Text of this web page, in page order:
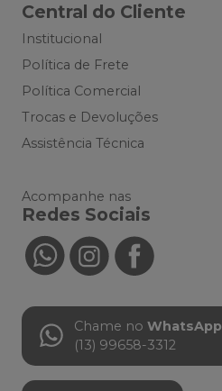
Central do Cliente
Institucional
Política de Frete
Política Comercial
Trocas e Devoluções
Assistência Técnica
Acompanhe nas
Redes Sociais
Chame no WhatsApp
(13) 99658-3312